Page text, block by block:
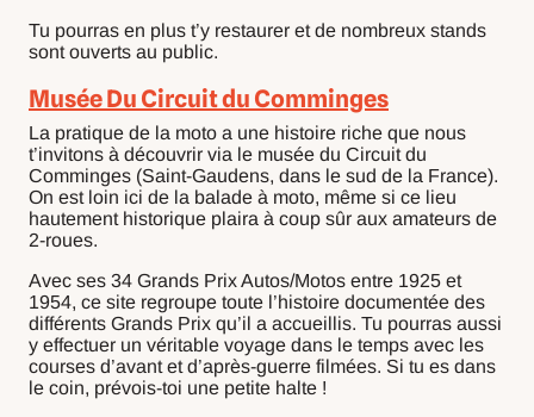
Tu pourras en plus t’y restaurer et de nombreux stands
sont ouverts au public.
Musée Du Circuit du Comminges
La pratique de la moto a une histoire riche que nous
t’invitons à découvrir via le musée du Circuit du
Comminges (Saint-Gaudens, dans le sud de la France).
On est loin ici de la balade à moto, même si ce lieu
hautement historique plaira à coup sûr aux amateurs de
2-roues.
Avec ses 34 Grands Prix Autos/Motos entre 1925 et
1954, ce site regroupe toute l’histoire documentée des
différents Grands Prix qu’il a accueillis. Tu pourras aussi
y effectuer un véritable voyage dans le temps avec les
courses d’avant et d’après-guerre filmées. Si tu es dans
le coin, prévois-toi une petite halte !